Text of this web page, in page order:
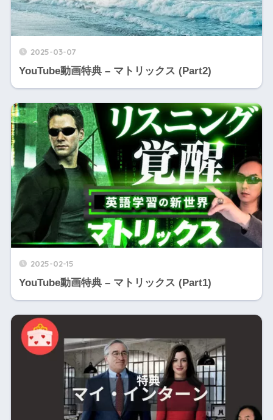
2025-03-07
YouTube動画特典 – マトリックス (Part2)
2025-02-15
YouTube動画特典 – マトリックス (Part1)